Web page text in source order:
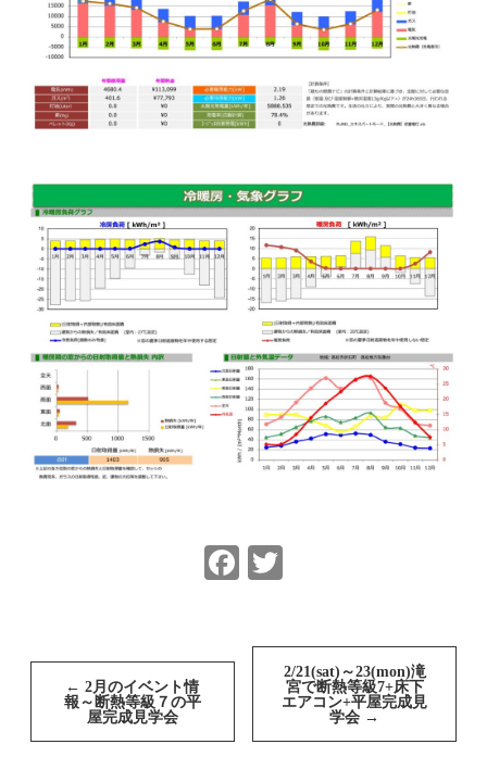
Facebook
ー
← 2月のイベント情
報～断熱等級７の平
屋完成見学会
2/21(sat)～23(mon)滝
宮で断熱等級7+床下
エアコン+平屋完成見
学会 →